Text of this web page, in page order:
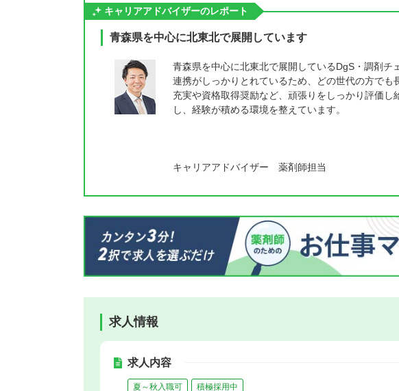
キャリアアドバイザーのレポート
青森県を中心に北東北で展開しています
青森県を中心に北東北で展開しているDgS・調剤チ
連携がしっかりとれているため、どの世代の方で
充実や資格取得奨励など、頑張りをしっかり評価
し、経験が積める環境を整えています。
キャリアアドバイザー 薬剤師担当
求人情報
求人内容
夏～秋入職可 積極採用中